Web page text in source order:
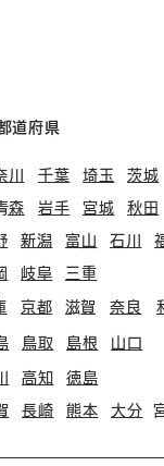
道府県
川 千葉 埼玉 茨城
森 岩手 宮城 秋田
新潟
岐阜
富山 石川
三重
京都 ​滋賀 奈良
鳥取 島根 山口
高知
長崎
徳島
熊本 大分